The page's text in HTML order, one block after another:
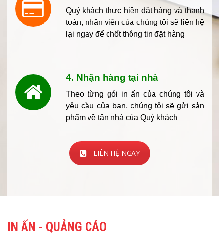
Quý khách thực hiện đặt hàng và thanh
toán, nhân viên của chúng tôi sẽ liên hệ
lại ngay để chốt thông tin đặt hàng
4. Nhận hàng tại nhà
Theo từng gói in ấn của chúng tôi và
yêu cầu của bạn, chúng tôi sẽ gửi sản
phẩm về tận nhà của Quý khách
LIÊN HỆ NGAY
IN ẤN - QUẢNG CÁO